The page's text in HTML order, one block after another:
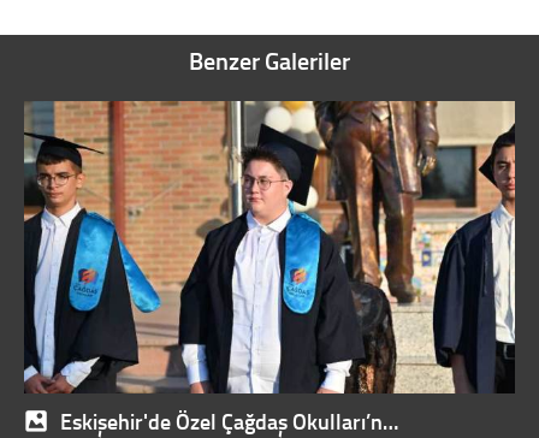
Benzer Galeriler
Eskişehir'de Özel Çağdaş Okulları’n…